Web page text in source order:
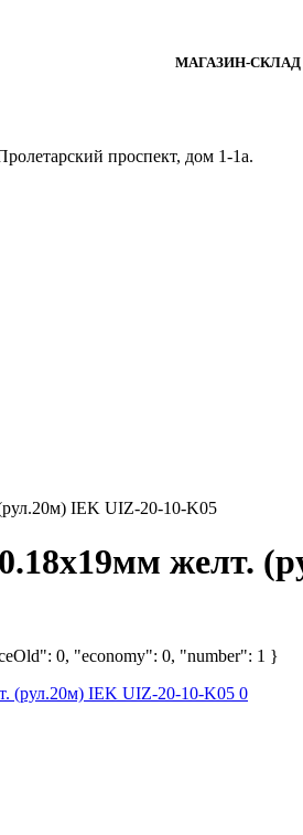
МАГАЗИН-СКЛАД
проспект, дом 1‑1а.
IEK UIZ-20-10-K05
желт.
0, "economy": 0, "number": 1 }